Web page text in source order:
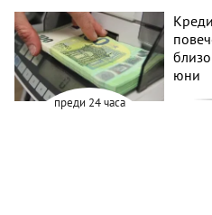
преди 24 часа
юни